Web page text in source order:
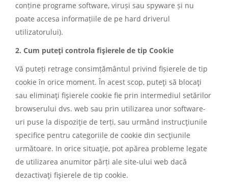
conține programe software, viruși sau spyware și nu
poate accesa informațiile de pe hard driverul
utilizatorului).
2. Cum puteţi controla fişierele de tip Cookie
Vă puteți retrage consimțământul privind fișierele de tip
cookie în orice moment. În acest scop, puteţi să blocaţi
sau eliminaţi fişierele cookie fie prin intermediul setărilor
browserului dvs. web sau prin utilizarea unor software-
uri puse la dispoziţie de terți, sau urmând instrucţiunile
specifice pentru categoriile de cookie din secţiunile
următoare. In orice situaţie, pot apărea probleme legate
de utilizarea anumitor părți ale site-ului web dacă
dezactivaţi fişierele de tip cookie.